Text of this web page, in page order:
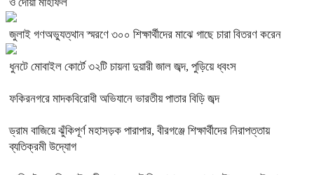
জুলাই গণঅভ্যুত্থান স্মরণে ৩০০ শিক্ষার্থীদের মাঝে গাছে চারা বিতরণ করেন
ধুনটে মোবাইল কোর্টে ৩২টি চায়না দুয়ারী জাল জব্দ, পুড়িয়ে ধ্বংস
ফকিরনগরে মাদকবিরোধী অভিযানে ভারতীয় পাতার বিড়ি জব্দ
ড্রাম বাজিয়ে ঝুঁকিপূর্ণ মহাসড়ক পারাপার, বীরগঞ্জে শিক্ষার্থীদের নিরাপত্তায়
ব্যতিক্রমী উদ্যোগ